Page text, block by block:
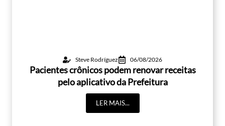
Steve Rodríguez 06/08/2026
Pacientes crônicos podem renovar receitas
pelo aplicativo da Prefeitura
LER MAIS...